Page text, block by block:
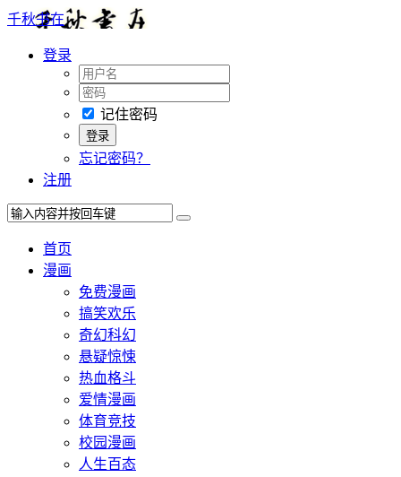
千秋书在
登录
记住密码
忘记密码？
注册
首页
漫画
免费漫画
搞笑欢乐
奇幻科幻
悬疑惊悚
热血格斗
爱情漫画
体育竞技
校园漫画
人生百态